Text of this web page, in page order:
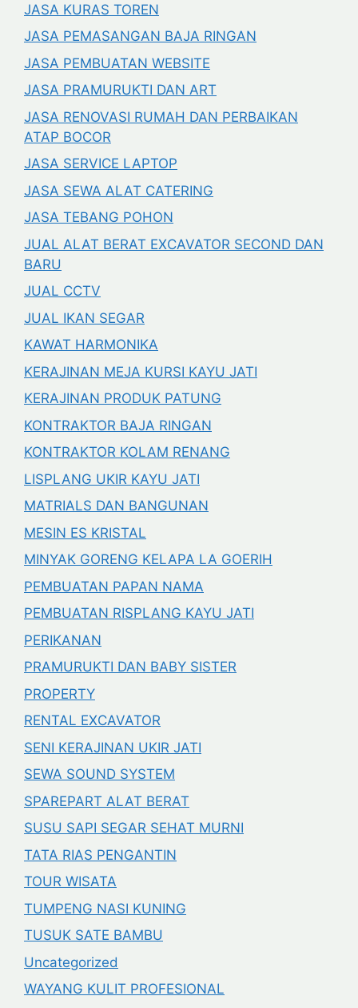
JASA KURAS TOREN
JASA PEMASANGAN BAJA RINGAN
JASA PEMBUATAN WEBSITE
JASA PRAMURUKTI DAN ART
JASA RENOVASI RUMAH DAN PERBAIKAN
ATAP BOCOR
JASA SERVICE LAPTOP
JASA SEWA ALAT CATERING
JASA TEBANG POHON
JUAL ALAT BERAT EXCAVATOR SECOND DAN
BARU
JUAL CCTV
JUAL IKAN SEGAR
KAWAT HARMONIKA
KERAJINAN MEJA KURSI KAYU JATI
KERAJINAN PRODUK PATUNG
KONTRAKTOR BAJA RINGAN
KONTRAKTOR KOLAM RENANG
LISPLANG UKIR KAYU JATI
MATRIALS DAN BANGUNAN
MESIN ES KRISTAL
MINYAK GORENG KELAPA LA GOERIH
PEMBUATAN PAPAN NAMA
PEMBUATAN RISPLANG KAYU JATI
PERIKANAN
PRAMURUKTI DAN BABY SISTER
PROPERTY
RENTAL EXCAVATOR
SENI KERAJINAN UKIR JATI
SEWA SOUND SYSTEM
SPAREPART ALAT BERAT
SUSU SAPI SEGAR SEHAT MURNI
TATA RIAS PENGANTIN
TOUR WISATA
TUMPENG NASI KUNING
TUSUK SATE BAMBU
Uncategorized
WAYANG KULIT PROFESIONAL